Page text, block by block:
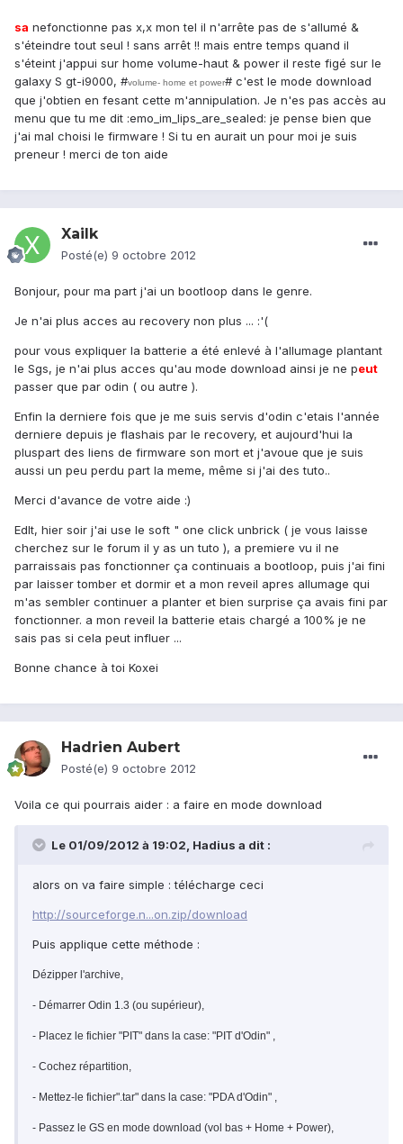
sa nefonctionne pas x,x mon tel il n'arrête pas de s'allumé &
s'éteindre tout seul ! sans arrêt !! mais entre temps quand il
s'éteint j'appui sur home volume-haut & power il reste figé sur le
galaxy S gt-i9000, #volume- home et power# c'est le mode download
que j'obtien en fesant cette m'annipulation. Je n'es pas accès au
menu que tu me dit :emo_im_lips_are_sealed: je pense bien que
j'ai mal choisi le firmware ! Si tu en aurait un pour moi je suis
preneur ! merci de ton aide
Xailk
Posté(e) 9 octobre 2012
Bonjour, pour ma part j'ai un bootloop dans le genre.
Je n'ai plus acces au recovery non plus ... :'(
pour vous expliquer la batterie a été enlevé à l'allumage plantant
le Sgs, je n'ai plus acces qu'au mode download ainsi je ne peut
passer que par odin ( ou autre ).
Enfin la derniere fois que je me suis servis d'odin c'etais l'année
derniere depuis je flashais par le recovery, et aujourd'hui la
pluspart des liens de firmware son mort et j'avoue que je suis
aussi un peu perdu part la meme, même si j'ai des tuto..
Merci d'avance de votre aide :)
EdIt, hier soir j'ai use le soft " one click unbrick ( je vous laisse
cherchez sur le forum il y as un tuto ), a premiere vu il ne
parraissais pas fonctionner ça continuais a bootloop, puis j'ai fini
par laisser tomber et dormir et a mon reveil apres allumage qui
m'as sembler continuer a planter et bien surprise ça avais fini par
fonctionner. a mon reveil la batterie etais chargé a 100% je ne
sais pas si cela peut influer ...
Bonne chance à toi Koxei
Hadrien Aubert
Posté(e) 9 octobre 2012
Voila ce qui pourrais aider : a faire en mode download
Le 01/09/2012 à 19:02, Hadius a dit :
alors on va faire simple : télécharge ceci
http://sourceforge.n...on.zip/download
Puis applique cette méthode :
Dézipper l'archive,
- Démarrer Odin 1.3 (ou supérieur),
- Placez le fichier "PIT" dans la case: "PIT d'Odin" ,
- Cochez répartition,
- Mettez-le fichier".tar" dans la case: "PDA d'Odin" ,
- Passez le GS en mode download (vol bas + Home + Power),